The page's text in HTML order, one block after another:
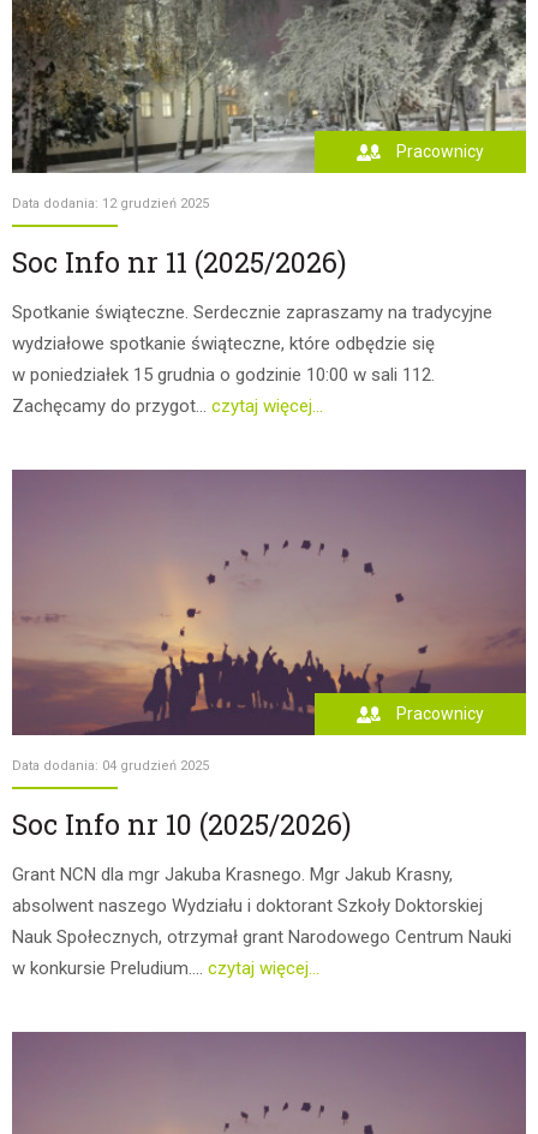
Pracownicy
Data dodania: 12 grudzień 2025
Soc Info nr 11 (2025/2026)
Spotkanie świąteczne. Serdecznie zapraszamy na tradycyjne
wydziałowe spotkanie świąteczne, które odbędzie się
w poniedziałek 15 grudnia o godzinie 10:00 w sali 112.
Zachęcamy do przygot... czytaj więcej...
Pracownicy
Data dodania: 04 grudzień 2025
Soc Info nr 10 (2025/2026)
Grant NCN dla mgr Jakuba Krasnego. Mgr Jakub Krasny,
absolwent naszego Wydziału i doktorant Szkoły Doktorskiej
Nauk Społecznych, otrzymał grant Narodowego Centrum Nauki
w konkursie Preludium.... czytaj więcej...